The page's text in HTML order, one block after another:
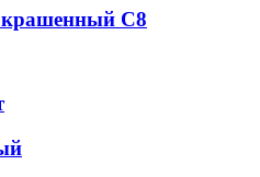
С8